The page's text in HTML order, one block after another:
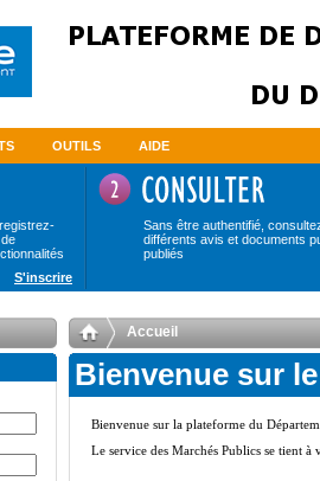
OUTILS AIDE
Sans être authentifié,
différents avis et documents
publiés
S'inscrire
Accueil
Bienvenue sur